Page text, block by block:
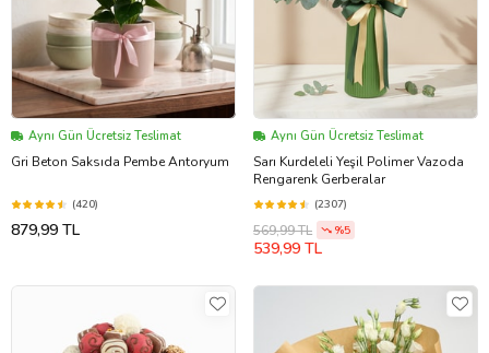
Aynı Gün Ücretsiz Teslimat
Gri Beton Saksıda Pembe Antoryum
(420)
879,99 TL
Aynı Gün Ücretsiz Teslimat
Sarı Kurdeleli Yeşil Polimer Vazoda
Rengarenk Gerberalar
(2307)
569,99 TL %5
539,99 TL